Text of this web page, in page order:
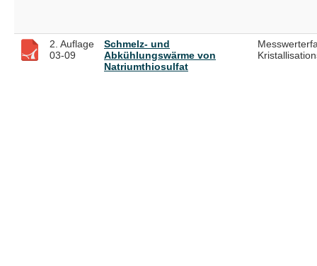
2. Auflage
03-09
Schmelz- und
Abkühlungswärme von
Natriumthiosulfat